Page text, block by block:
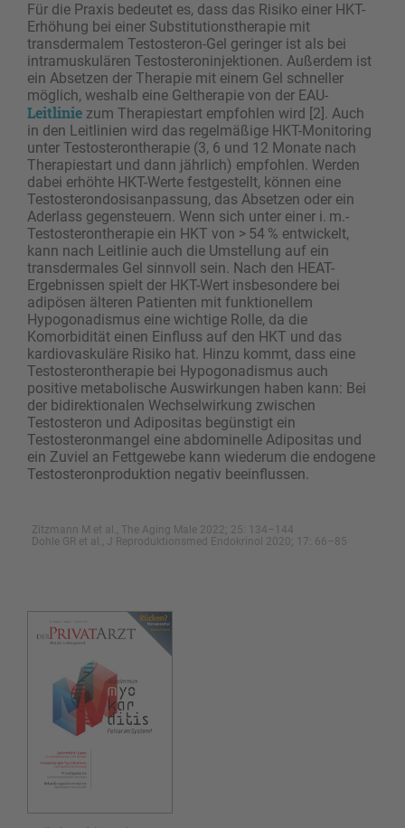
Für die Praxis bedeutet es, dass das Risiko einer HKT-
Erhöhung bei einer Substitutionstherapie mit
transdermalem Testosteron-Gel geringer ist als bei
intramuskulären Testosteroninjektionen. Außerdem ist
ein Absetzen der Therapie mit einem Gel schneller
möglich, weshalb eine Geltherapie von der EAU-
Leitlinie zum Therapiestart empfohlen wird [2]. Auch
in den Leitlinien wird das regel­mäßige HKT-Monitoring
unter Testosterontherapie (3, 6 und 12 Monate nach
Therapiestart und dann jährlich) empfohlen. Werden
dabei erhöhte HKT-Werte festgestellt, können eine
Testosterondosisanpassung, das Absetzen oder ein
Aderlass gegensteuern. Wenn sich unter einer i. m.-
Testos­­terontherapie ein HKT von > 54 % entwickelt,
kann nach Leitlinie auch die Umstellung auf ein
transdermales Gel sinnvoll sein. Nach den HEAT-
Ergebnissen spielt der HKT-Wert insbesondere bei
adipösen älteren Patienten mit funktionellem
Hypogonadismus eine wichtige Rolle, da die
Komorbidität einen Einfluss auf den HKT und das
kardiovaskuläre Risiko hat. Hinzu kommt, dass eine
Testosterontherapie bei Hypogonadismus auch
positive metabolische Auswirkungen haben kann: Bei
der bidirektionalen Wechselwirkung zwischen
Testosteron und Adipositas begünstigt ein
Testosteronmangel eine abdominelle Adipositas und
ein Zuviel an Fettgewebe kann wiederum die endogene
Testosteronproduktion negativ beeinflussen.
Zitzmann M et al., The Aging Male 2022; 25: 134–144
Dohle GR et al., J Reproduktionsmed Endokrinol 2020; 17: 66–85